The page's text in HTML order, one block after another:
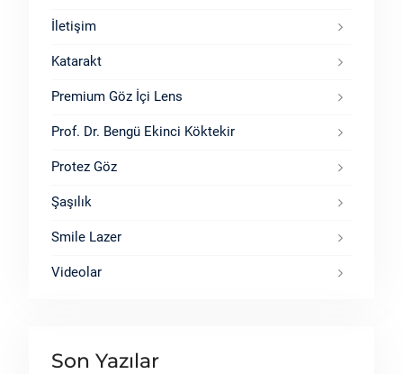
İletişim
Katarakt
Premium Göz İçi Lens
Prof. Dr. Bengü Ekinci Köktekir
Protez Göz
Şaşılık
Smile Lazer
Videolar
Son Yazılar